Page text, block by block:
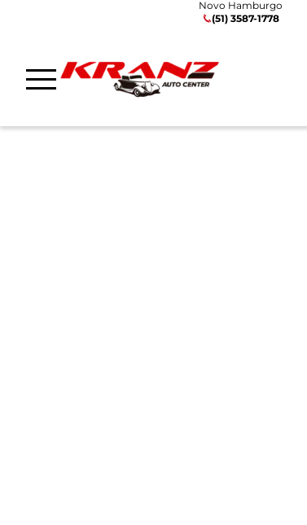
Novo Hamburgo
(51) 3587-1778